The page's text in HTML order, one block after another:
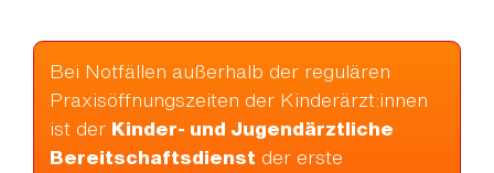
Bei Notfällen außerhalb der regulären
Praxisöffnungszeiten der Kinderärzt:innen
ist der Kinder- und Jugendärztliche
Bereitschaftsdienst der erste